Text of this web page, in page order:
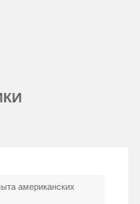
американских